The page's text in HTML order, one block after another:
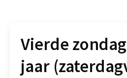
Vierde
jaar